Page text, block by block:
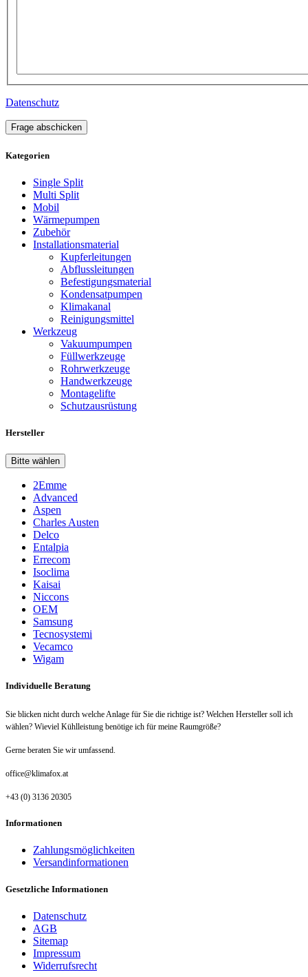
Datenschutz
Frage abschicken
Kategorien
Single Split
Multi Split
Mobil
Wärmepumpen
Zubehör
Installationsmaterial
Kupferleitungen
Abflussleitungen
Befestigungsmaterial
Kondensatpumpen
Klimakanal
Reinigungsmittel
Werkzeug
Vakuumpumpen
Füllwerkzeuge
Rohrwerkzeuge
Handwerkzeuge
Montagelifte
Schutzausrüstung
Hersteller
Bitte wählen
2Emme
Advanced
Aspen
Charles Austen
Delco
Entalpia
Errecom
Isoclima
Kaisai
Niccons
OEM
Samsung
Tecnosystemi
Vecamco
Wigam
Individuelle Beratung
Sie blicken nicht durch welche Anlage für Sie die richtige ist? Welchen Hersteller soll ich
wählen? Wieviel Kühlleistung benötige ich für meine Raumgröße?
Gerne beraten Sie wir umfassend.
office@klimafox.at
+43 (0) 3136 20305
Informationen
Zahlungsmöglichkeiten
Versandinformationen
Gesetzliche Informationen
Datenschutz
AGB
Sitemap
Impressum
Widerrufsrecht